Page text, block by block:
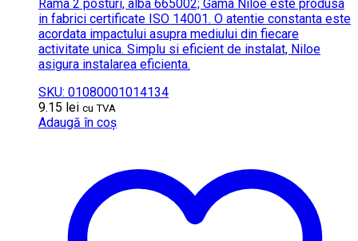
Rama 2 posturi, alba 665002; Gama Niloe este produsa
in fabrici certificate ISO 14001. O atentie constanta este
acordata impactului asupra mediului din fiecare
activitate unica. Simplu si eficient de instalat, Niloe
asigura instalarea eficienta.
SKU: 01080001014134
9.15 lei cu TVA
Adaugă în coș